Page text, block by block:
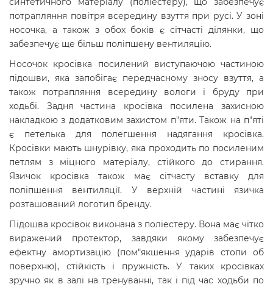
потрапляння повітря всередину взуття при русі. У зоні
носочка, а також з обох боків є сітчасті ділянки, що
забезпечує ще більш поліпшену вентиляцію.
Носочок кросівка посилений виступаючою частиною
підошви, яка запобігає передчасному зносу взуття, а
також потрапляння всередину вологи і бруду при
ходьбі. Задня частина кросівка посилена захисною
накладкою з додатковим захистом п"яти. Також на п"яті
є петелька для полегшення надягання кросівка.
Кросівки мають шнурівку, яка проходить по посиленим
петлям з міцного матеріалу, стійкого до стирання.
Язичок кросівка також має сітчасту вставку для
поліпшення вентиляції. У верхній частині язичка
розташований логотип бренду.
Підошва кросівок виконана з поліестеру. Вона має чітко
виражений протектор, завдяки якому забезпечує
ефектну амортизацію (пом"якшення ударів стопи об
поверхню), стійкість і пружність. У таких кросівках
зручно як в залі на тренуванні, так і під час ходьби по